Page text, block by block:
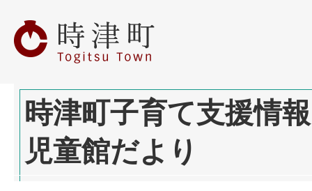
時津町子育て支援情
児童館だより